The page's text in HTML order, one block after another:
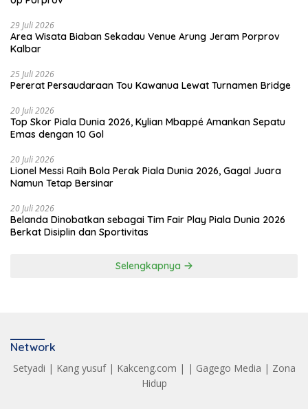
29 Juli 2026
Area Wisata Biaban Sekadau Venue Arung Jeram Porprov
Kalbar
25 Juli 2026
Pererat Persaudaraan Tou Kawanua Lewat Turnamen Bridge
20 Juli 2026
Top Skor Piala Dunia 2026, Kylian Mbappé Amankan Sepatu
Emas dengan 10 Gol
20 Juli 2026
Lionel Messi Raih Bola Perak Piala Dunia 2026, Gagal Juara
Namun Tetap Bersinar
20 Juli 2026
Belanda Dinobatkan sebagai Tim Fair Play Piala Dunia 2026
Berkat Disiplin dan Sportivitas
Selengkapnya
Network
Setyadi | Kang yusuf| Kakceng.com | | Gagego Media | Zona
Hidup